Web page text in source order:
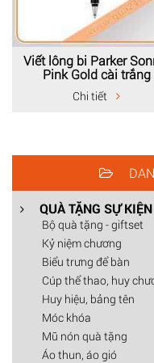
Viết lông bi Parker
Pink Gold cài trắng
Chi tiết
QUÀ TẶNG SỰ KIỆN
Bộ quà tặng - giftset
Kỷ niệm chương
Biểu trưng để bàn
Cúp thể thao, huy
Huy hiệu, bảng tên
Móc khóa
Mũ nón quà tặng
Áo thun, áo gió